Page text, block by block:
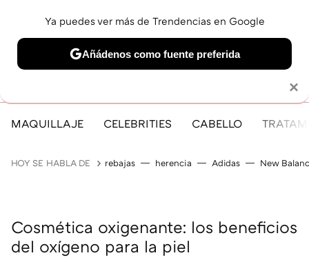
MAQUILLAJE CELEBRITIES CABELLO
HOY SE HABLA DE rebajas herencia Adidas New
Cosmética oxigenante: los beneficios
del oxígeno para la piel
×
Ya puedes ver más de Trendencias en Google
Añádenos como fuente preferida